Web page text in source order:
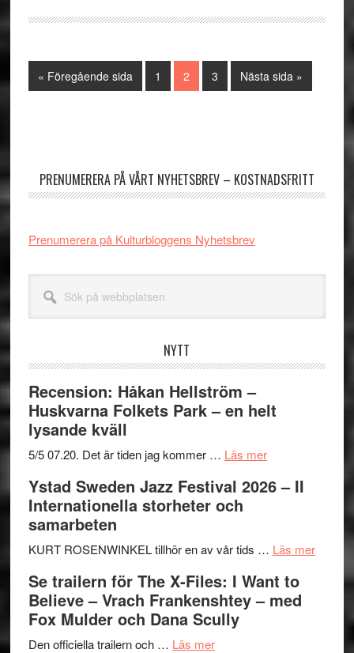
« Go
to
Föregående sida Sida
1 Sida
2 Sida
3
Go
to
Nästa sida »
PRENUMERERA PÅ VÅRT NYHETSBREV – KOSTNADSFRITT
Prenumerera på Kulturbloggens Nyhetsbrev
webbplatsen
NYTT
Recension: Håkan Hellström –
Huskvarna Folkets Park – en helt
lysande kväll
5/5 07.20. Det är tiden jag kommer … Läs merom
Håkan
Huskvarna
Park
–
Ystad Sweden Jazz Festival 2026 – II
Internationella storheter och
samarbeten
KURT ROSENWINKEL tillhör en av vår tids … Läs merom
Festival
Se trailern för The X-Files: I Want to
Believe – Vrach Frankenshtey – med
Fox Mulder och Dana Scully
Den officiella trailern och … Läs merom